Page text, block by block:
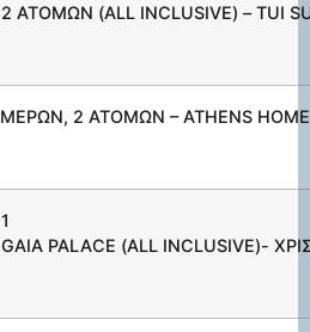
2 ΑΤΟΜΩΝ (ΑLL INCLUSIVE) – TUI
2 ΑΤΟΜΩΝ –ATHENS
GAIA PALACE (ΑLL INCLUSIVE)- X